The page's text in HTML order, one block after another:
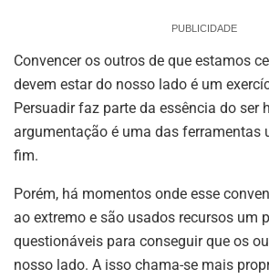
PUBLICIDADE
Convencer os outros de que estamos
devem estar do nosso lado é um
Persuadir faz parte da essência do ser
argumentação é uma das ferramentas
fim.
Porém, há momentos onde esse
ao extremo e são usados recursos um
questionáveis para conseguir que os
nosso lado. A isso chama-se mais